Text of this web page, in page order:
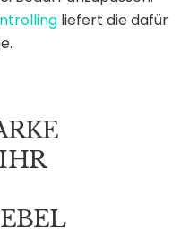
liefert die dafür